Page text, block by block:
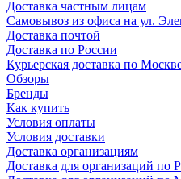
Доставка частным лицам
Самовывоз из офиса на ул.
Доставка почтой
Доставка по России
Курьерская доставка по
Обзоры
Бренды
Как купить
Условия оплаты
Условия доставки
Доставка организациям
Доставка для организаций по